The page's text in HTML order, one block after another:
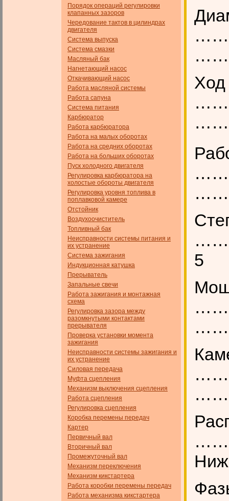
Порядок операций регулировки
клапанных зазоров
Чередование тактов в цилиндрах
двигателя
Система выпуска
Система смазки
Масляный бак
Нагнетающий насос
Откачивающий насос
Работа масляной системы
Работа сапуна
Система питания
Карбюратор
Работа карбюратора
Работа на малых оборотах
Работа на средних оборотах
Работа на больших оборотах
Пуск холодного двигателя
Регулировка карбюратора на
холостые обороты двигателя
Регулировка уровня топлива в
поплавковой камере
Отстойник
Воздухоочиститель
Топливный бак
Неисправности системы питания и
их устранение
Система зажигания
Индукционная катушка
Прерыватель
Запальные свечи
Работа зажигания и монтажная
схема
Регулировка зазора между
разомкнутыми контактами
прерывателя
Проверка установки момента
зажигания
Неисправности системы зажигания и
их устранение
Силовая передача
Муфта сцепления
Механизм выключения сцепления
Работа сцепления
Регулировка сцепления
Коробка перемены передач
Картер
Первичный вал
Вторичный вал
Промежуточный вал
Механизм переключения
Механизм кикстартера
Работа коробки перемены передач
Работа механизма кикстартера
5